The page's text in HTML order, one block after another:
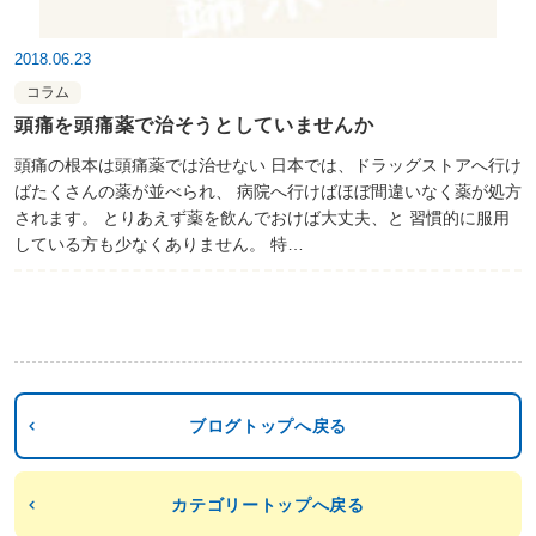
2018.06.23
コラム
頭痛を頭痛薬で治そうとしていませんか
頭痛の根本は頭痛薬では治せない 日本では、ドラッグストアへ行け
ばたくさんの薬が並べられ、 病院へ行けばほぼ間違いなく薬が処方
されます。 とりあえず薬を飲んでおけば大丈夫、と 習慣的に服用
している方も少なくありません。 特…
ブログトップへ戻る
カテゴリートップへ戻る